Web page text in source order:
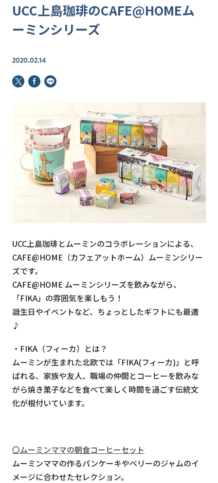
UCC上島珈琲のCAFE@HOMEム
ーミンシリーズ
2020.02.14
UCC上島珈琲とムーミンのコラボレーションによる、
CAFE@HOME（カフェアットホーム）ムーミンシリー
ズです。
CAFE@HOME ムーミンシリーズを飲みながら、
「FIKA」の雰囲気を楽しもう！
誕生日やイベントなど、ちょっとしたギフトにも最適
♪
・FIKA（フィーカ）とは？
ムーミンが生まれた北欧では「FIKA(フィーカ)」と呼
ばれる、家族や友人、職場の仲間とコーヒーを飲みな
がら焼き菓子などを食べて楽しく時間を過ごす伝統文
化が根付いています。
〇ムーミンママの朝食コーヒーセット
ムーミンママの作るパンケーキやベリーのジャムのイ
メージに合わせたセレクション。